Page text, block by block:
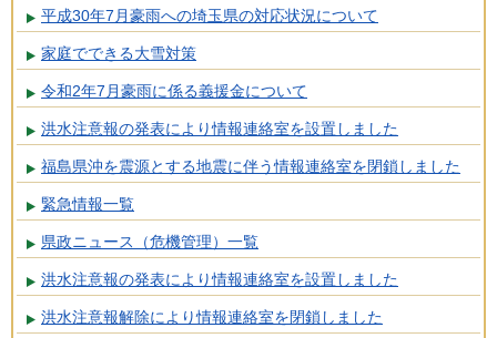
平成30年7月豪雨への埼玉県の対応状況について
家庭でできる大雪対策
令和2年7月豪雨に係る義援金について
洪水注意報の発表により情報連絡室を設置しました
福島県沖を震源とする地震に伴う情報連絡室を閉鎖しました
緊急情報一覧
県政ニュース（危機管理）一覧
洪水注意報の発表により情報連絡室を設置しました
洪水注意報解除により情報連絡室を閉鎖しました